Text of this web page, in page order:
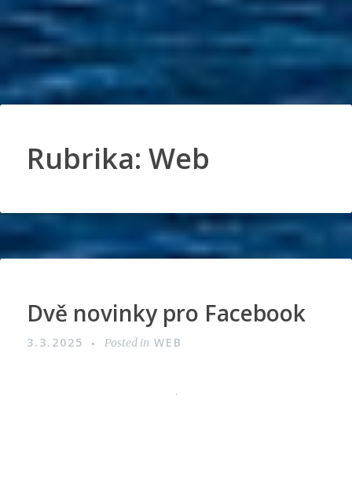
Rubrika:Web
Dvě novinky pro Facebook
3.3.2025 Posted in WEB